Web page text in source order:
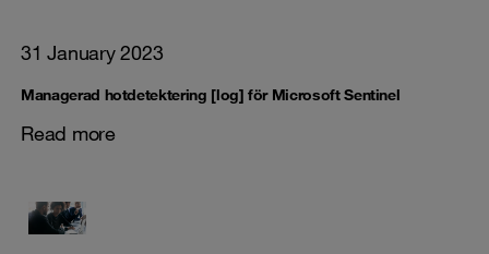
31 January 2023
Managerad hotdetektering [log] för Microsoft Sentinel
Read more